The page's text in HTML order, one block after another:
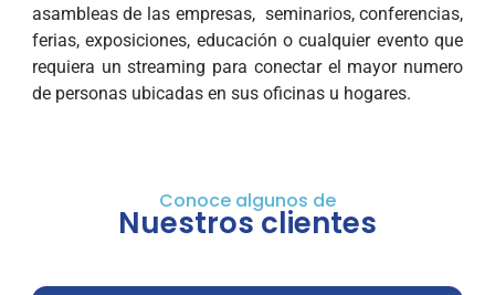
asambleas de las empresas, seminarios, conferencias,
ferias, exposiciones, educación o cualquier evento que
requiera un streaming para conectar el mayor numero
de personas ubicadas en sus oficinas u hogares.
Conoce algunos de
Nuestros clientes